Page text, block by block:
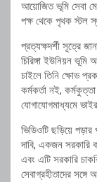
আয়োজিত ভূমি সেবা
পক্ষ থেকে পৃথক স্টল
প্রত্যক্ষদর্শী সূত্রে
চিরিঙ্গা ইউনিয়ন ভূমি
চাইলে তিনি ক্ষোভ
কর্মকর্তা নই,
যোগাযোগমাধ্যমে
ভিডিওটি ছড়িয়ে
দাবি, একজন সরকারি
এবং এটি সরকারি
সেবাগ্রহীতাদের